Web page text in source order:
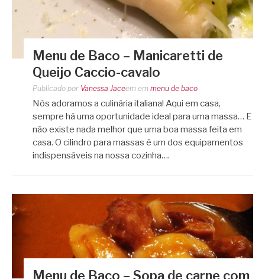
Menu de Baco – Manicaretti de
Queijo Caccio-cavalo
Publicado por Vanessa Jaceem em menu de baco
Nós adoramos a culinária italiana! Aqui em casa,
sempre há uma oportunidade ideal para uma massa… E
não existe nada melhor que uma boa massa feita em
casa. O cilindro para massas é um dos equipamentos
indispensáveis na nossa cozinha….
Menu de Baco – Sopa de carne com